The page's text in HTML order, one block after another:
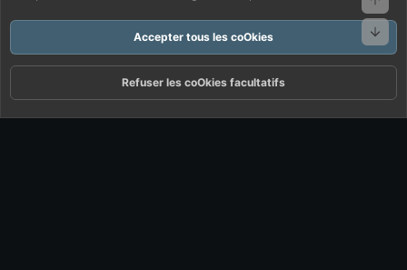
Accepter tous les coOkies
Refuser les coOkies facultatifs